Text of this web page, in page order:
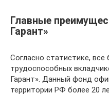
Главные
Гарант»
Согласно статистике,
трудоспособных
Гарант». Данный фонд
территории РФ более 20